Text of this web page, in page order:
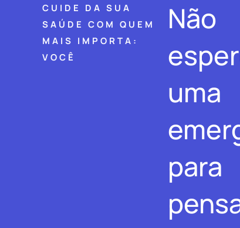
CUIDE DA SUA
SAÚDE COM QUEM
MAIS IMPORTA:
VOCÊ
Não
uma
para